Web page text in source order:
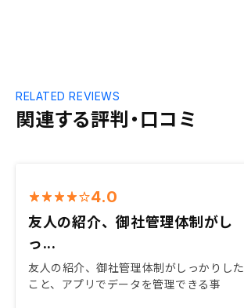
関連する評判・口コミ
RELATED REVIEWS
4.0
友人の紹介、御社管理体制がし
っ...
友人の紹介、御社管理体制がしっかりした
こと、アプリでデータを管理できる事